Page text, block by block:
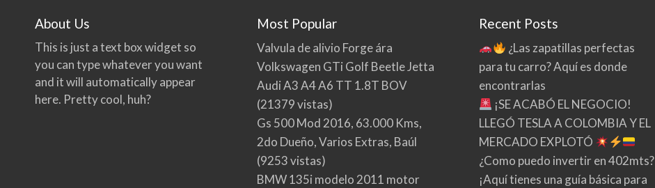
About Us
This is just a text box widget so
you can type whatever you want
and it will automatically appear
here. Pretty cool, huh?
Most Popular
Valvula de alivio Forge ára
Volkswagen GTi Golf Beetle Jetta
Audi A3 A4 A6 TT 1.8T BOV
(21379 vistas)
Gs 500 Mod 2016, 63.000 Kms,
2do Dueño, Varios Extras, Baúl
(9253 vistas)
BMW 135i modelo 2011 motor
Recent Posts
¿Las zapatillas perfectas
para tu carro? Aquí es donde
encontrarlas
¡SE ACABÓ EL NEGOCIO!
LLEGÓ TESLA A COLOMBIA Y EL
MERCADO EXPLOTÓ
¿Como puedo invertir en 402mts?
¡Aquí tienes una guía básica para